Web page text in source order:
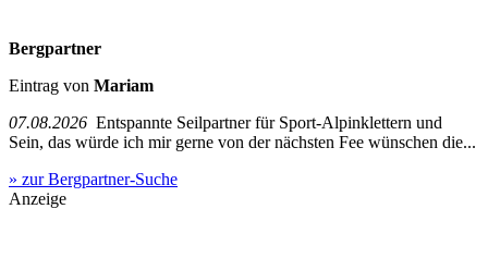
Bergpartner
Eintrag von Mariam
07.08.2026 Entspannte Seilpartner für Sport-Alpinklettern und
Sein, das würde ich mir gerne von der nächsten Fee wünschen die...
» zur Bergpartner-Suche
Anzeige